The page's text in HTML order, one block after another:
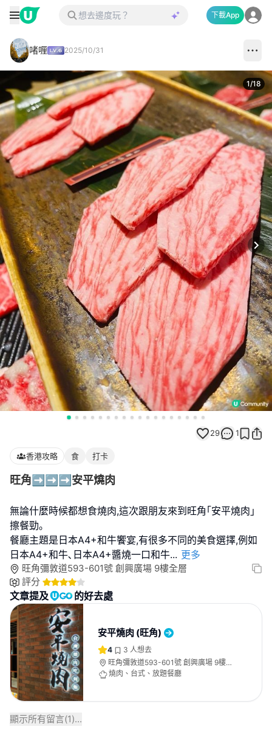
下載App
啫喱 2025/10/31
1/18
29 1
香港攻略 食 打卡
旺角➡️➡️➡️安平燒肉
無論什麼時候都想食燒肉,這次跟朋友來到旺角｢安平燒肉｣
擦餐勁｡
餐廳主題是日本A4+和牛饗宴,有很多不同的美食選擇,例如
日本A4+和牛､日本A4+醬燒一口和牛... 更多
旺角彌敦道593-601號 創興廣場 9樓全層
評分
文章提及 的好去處
安平燒肉 (旺角)
4 3 人想去
旺角彌敦道593-601號 創興廣場 9樓全
層
燒肉、台式、放題餐廳
顯示所有留言(1)...